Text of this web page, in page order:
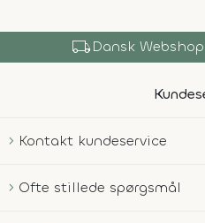
local_shippingDansk
Kontakt kundeservice
Ofte stillede spørgsmål